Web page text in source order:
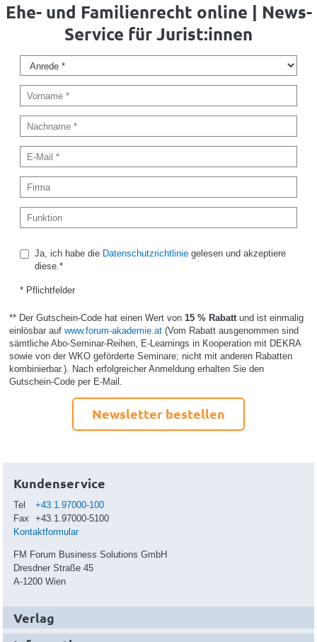
Ehe- und Familienrecht online | News-
Service für Jurist:innen
Ja, ich habe die Datenschutzrichtliniegelesen und akzeptiere
diese.*
* Pflichtfelder
** Der Gutschein-Code hat einen Wert von 15 % Rabatt und ist einmalig
einlösbar auf www.forum-akademie.at(Vom Rabatt ausgenommen sind
sämtliche Abo-Seminar-Reihen, E-Learnings in Kooperation mit DEKRA
sowie von der WKO geförderte Seminare; nicht mit anderen Rabatten
kombinierbar.). Nach erfolgreicher Anmeldung erhalten Sie den
Gutschein-Code per E-Mail.
Newsletter bestellen
Kundenservice
Tel
+43.1.97000-100
Fax
+43.1.97000-5100
Kontaktformular
FM Forum Business Solutions GmbH
Dresdner Straße 45
A-1200 Wien
Verlag